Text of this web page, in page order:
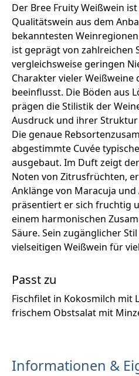
Der Bree Fruity Weißwein
Qualitätswein aus dem
bekanntesten
ist geprägt von zahlreichen
vergleichsweise geringen
Charakter vieler
beeinflusst. Die Böden aus
prägen die Stilistik der
Ausdruck und ihrer Struktur
Die genaue
abgestimmte Cuvée
ausgebaut. Im Duft zeigt
Noten von Zitrusfrüchten,
Anklänge von Maracuja und
präsentiert er sich fruchtig
einem harmonischen
Säure. Sein zugänglicher
vielseitigen Weißwein für
Passt zu
Fischfilet in Kokosmilch mit
frischem Obstsalat mit
Informationen &